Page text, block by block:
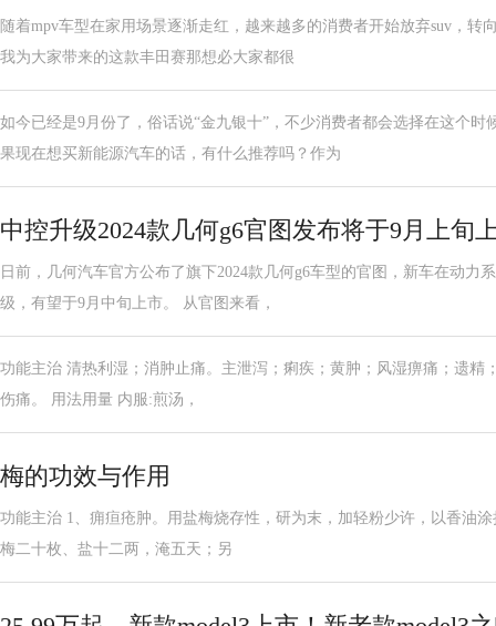
随着mpv车型在家用场景逐渐走红，越来越多的消费者开始放弃suv，转
我为大家带来的这款丰田赛那想必大家都很
如今已经是9月份了，俗话说“金九银十”，不少消费者都会选择在这个时
果现在想买新能源汽车的话，有什么推荐吗？作为
中控升级2024款几何g6官图发布将于9月上旬
日前，几何汽车官方公布了旗下2024款几何g6车型的官图，新车在动力
级，有望于9月中旬上市。 从官图来看，
功能主治 清热利湿；消肿止痛。主泄泻；痢疾；黄肿；风湿痹痛；遗精
伤痛。 用法用量 内服:煎汤，
梅的功效与作用
功能主治 1、痈疸疮肿。用盐梅烧存性，研为末，加轻粉少许，以香油
梅二十枚、盐十二两，淹五天；另